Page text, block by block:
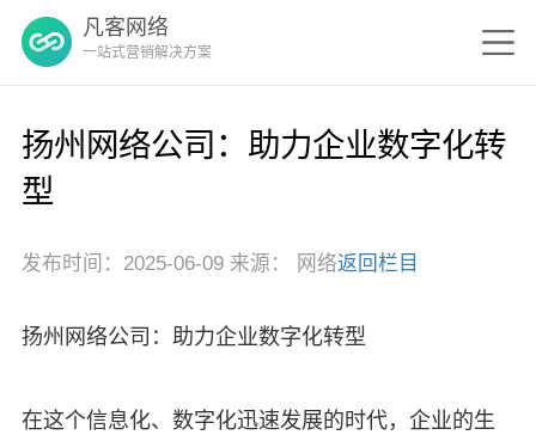
凡客网络
一站式营销解决方案
扬州网络公司：助力企业数字化转
型
发布时间：2025-06-09 来源： 网络返回栏目
扬州网络公司：助力企业数字化转型
在这个信息化、数字化迅速发展的时代，企业的生